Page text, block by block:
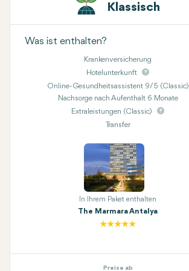
Klassisch
Was ist enthalten?
Krankenversicherung
Hotelunterkunft
Online-Gesundheitsassistent 9/5 (Classic)
Nachsorge nach Aufenthalt 6 Monate
Extraleistungen (Classic)
Transfer
In Ihrem Paket enthalten
The Marmara Antalya
Preise ab